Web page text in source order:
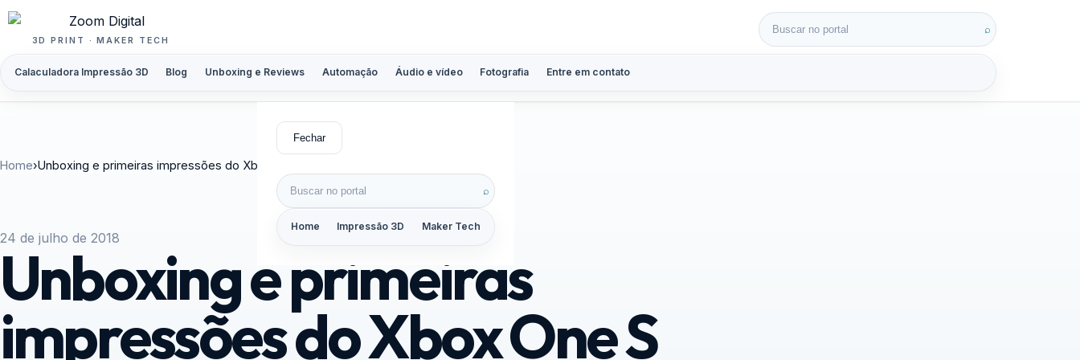
Pular para o conteúdo
3D PRINT · MAKER TECH
Calaculadora Impressão 3D Blog Unboxing e Reviews Automação Áudio e vídeo Fotografia Entre em contato
Buscar por: ⌕
Fechar
Buscar por: ⌕
Home Impressão 3D Maker Tech
Home›Unboxing e primeiras impressões do Xbox One S – 500GB
24 de julho de 2018
Unboxing e primeiras
impressões do Xbox One S